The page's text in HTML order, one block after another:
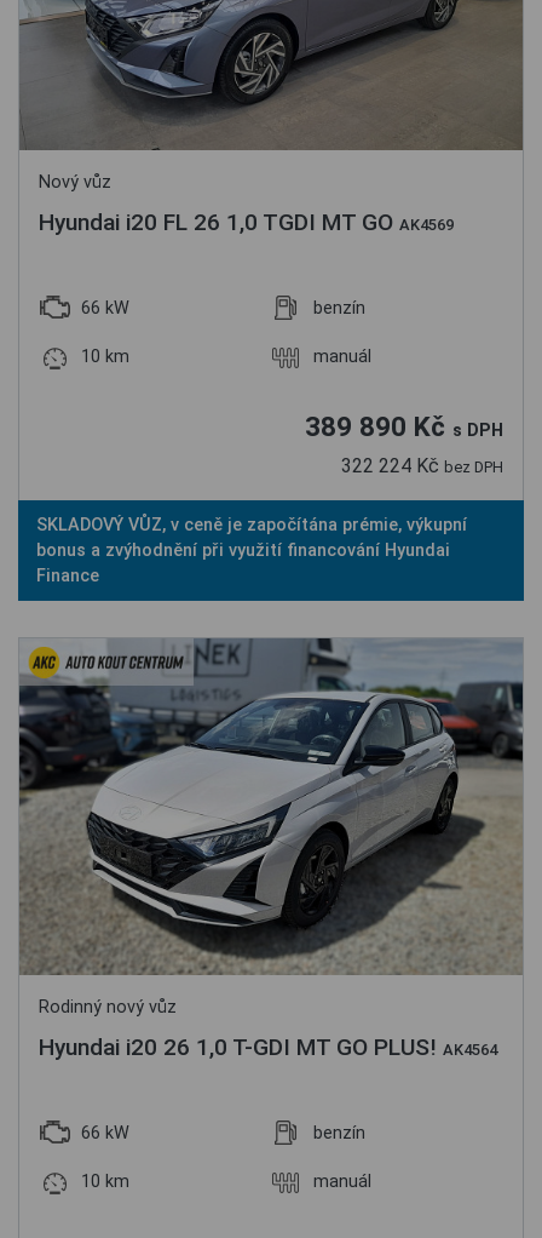
Nový vůz
Hyundai i20 FL 26 1,0 TGDI MT GO AK4569
66 kW benzín
10 km manuál
389 890 Kč s DPH
322 224 Kč bez DPH
SKLADOVÝ VŮZ, v ceně je započítána prémie, výkupní
bonus a zvýhodnění při využití financování Hyundai
Finance
Rodinný nový vůz
Hyundai i20 26 1,0 T-GDI MT GO PLUS! AK4564
66 kW benzín
10 km manuál